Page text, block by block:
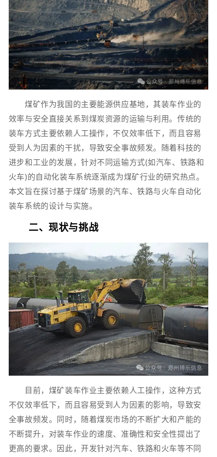
煤矿作为我国的主要能源供应基地，其装车作业的
效率与安全直接关系到煤炭资源的运输与利用。传统的
装车方式主要依赖人工操作，不仅效率低下，而且容易
受到人为因素的干扰，导致安全事故频发。随着科技的
进步和工业的发展，针对不同运输方式(如汽车、铁路和
火车)的自动化装车系统逐渐成为煤矿行业的研究热点。
本文旨在探讨基于煤矿场景的汽车、铁路与火车自动化
装车系统的设计与实施。
二、现状与挑战
目前，煤矿装车作业主要依赖人工操作，这种方式
不仅效率低下，而且容易受到人为因素的影响，导致安
全事故频发。同时，随着煤炭市场的不断扩大和产能的
不断提升，对装车作业的速度、准确性和安全性提出了
更高的要求。因此，开发针对汽车、铁路和火车等不同